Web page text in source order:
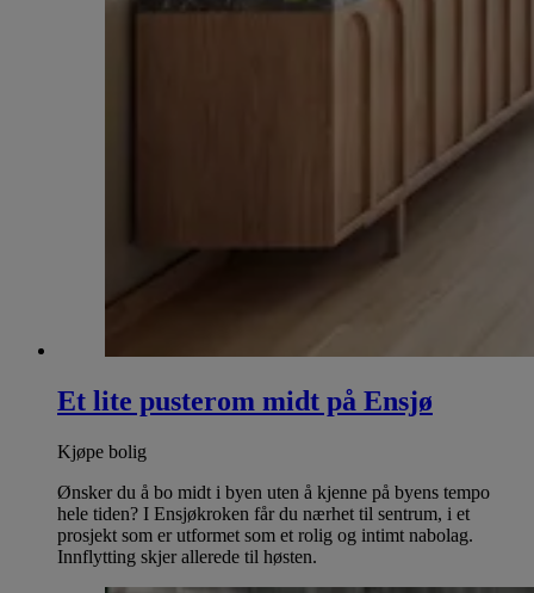
Et lite pusterom midt på Ensjø
Kjøpe bolig
Ønsker du å bo midt i byen uten å kjenne på byens tempo
hele tiden? I Ensjøkroken får du nærhet til sentrum, i et
prosjekt som er utformet som et rolig og intimt nabolag.
Innflytting skjer allerede til høsten.